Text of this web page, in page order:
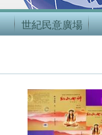
世紀民意廣場